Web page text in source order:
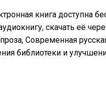
книга доступна
скачать её
Современная
библиотеки и